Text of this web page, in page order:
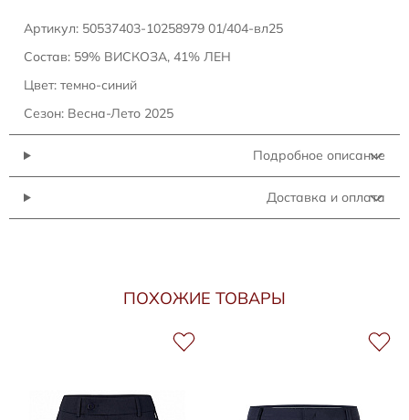
Артикул: 50537403-10258979 01/404-вл25
Состав: 59% ВИСКОЗА, 41% ЛЕН
Цвет: темно-синий
Сезон: Весна-Лето 2025
Подробное описание
Доставка и оплата
ПОХОЖИЕ ТОВАРЫ